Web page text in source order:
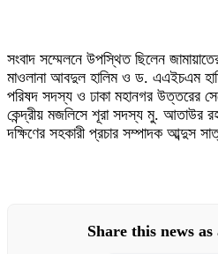
সংবাদ সম্মেলনে উপস্থিত ছিলেন
মাওলানা আবদুল হালিম ও ড. এএইচএম
পরিষদ সদস্য ও ঢাকা মহানগর উত্তরের
কেন্দ্রীয় মজলিসে শূরা সদস্য মু. আতাউর
দক্ষিণের সহকারী প্রচার সম্পাদক আব্দুস
Share this news